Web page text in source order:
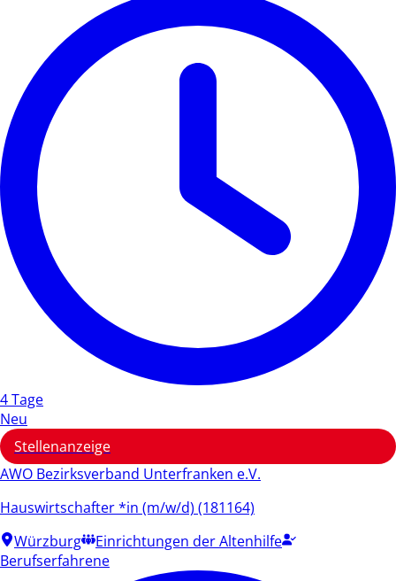
4 Tage
Neu
Stellenanzeige
AWO Bezirksverband Unterfranken e.V.
Hauswirtschafter *in (m/w/d) (181164)
Würzburg
Einrichtungen der Altenhilfe
Berufserfahrene